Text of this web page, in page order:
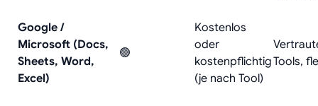
Google /
Microsoft (Docs,
Sheets, Word,
Excel)
🟢
Kostenlos
oder
kostenpflichtig
(je nach Tool)
Tools,